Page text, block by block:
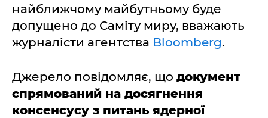
найближчому майбутньому буде
допущено до Саміту миру, вважають
журналісти агентства Bloomberg.
Джерело повідомляє, що документ
спрямований на досягнення
консенсусу з питань ядерної